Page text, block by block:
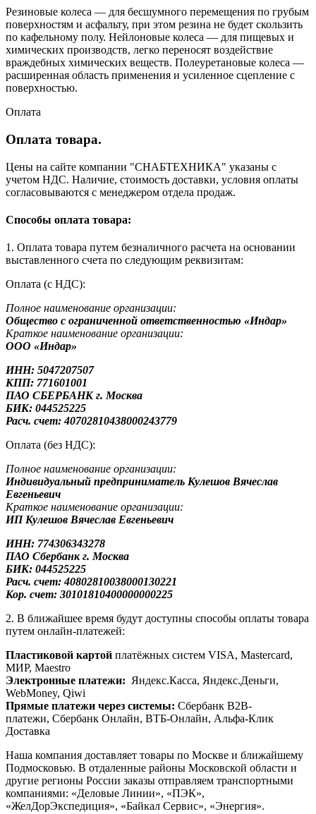
Резиновые колеса — для бесшумного перемещения по грубым
поверхностям и асфальту, при этом резина не будет скользить
по кафельному полу. Нейлоновые колеса — для пищевых и
химических производств, легко переносят воздействие
враждебных химических веществ. Полеуретановые колеса —
расширенная область применения и усиленное сцепление с
поверхностью.
Оплата
Оплата товара.
Цены на сайте компании "СНАБТЕХНИКА" указаны с
учетом НДС. Наличие, стоимость доставки, условия оплаты
согласовываются с менеджером отдела продаж.
Способы оплата товара:
1. Оплата товара путем безналичного расчета на основании
выставленного счета по следующим реквизитам:
Оплата (с НДС):
Полное наименование организации:
Общество с ограниченной ответственностью «Индар»
Краткое наименование организации:
ООО «Индар»
ИНН: 5047207507
КПП: 771601001
ПАО СБЕРБАНК г. Москва
БИК: 044525225
Расч. счет: 40702810438000243779
Оплата (без НДС):
Полное наименование организации:
Индивидуальный предприниматель Кулешов Вячеслав
Евгеньевич
Краткое наименование организации:
ИП Кулешов Вячеслав Евгеньевич
ИНН: 774306343278
ПАО Сбербанкг. Москва
БИК: 044525225
Расч. счет: 40802810038000130221
Кор. счет: 30101810400000000225
2. В ближайшее время будут доступны способы оплаты товара
путем онлайн-платежей:
Пластиковой картой платёжных систем VISA, Mastercard,
МИР, Maestrо
Электронные платежи: Яндекс.Касса, Яндекс.Деньги,
WebMoney, Qiwi
Прямые платежи через системы: Сбербанк B2B-
платежи, Сбербанк Онлайн, ВТБ-Онлайн, Альфа-Клик
Доставка
Наша компания доставляет товары по Москве и ближайшему
Подмосковью. В отдаленные районы Московской области и
другие регионы России заказы отправляем транспортными
компаниями: «Деловые Линии», «ПЭК»,
«ЖелДорЭкспедиция», «Байкал Сервис», «Энергия».